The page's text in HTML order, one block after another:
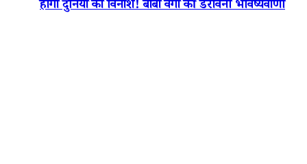
होगा दुनिया का विनाश! बाबा वेंगा की डरावनी भविष्यवाणी